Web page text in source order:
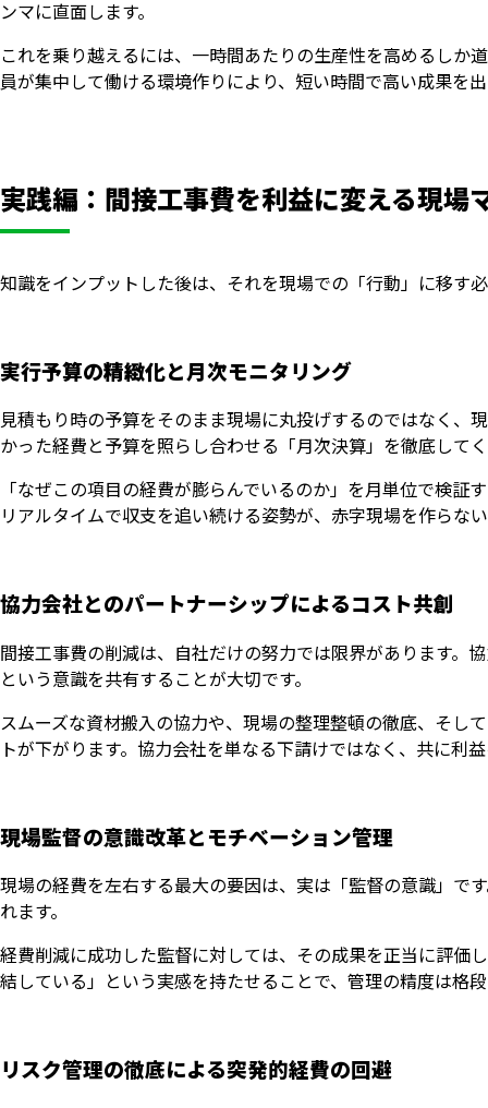
ンマに直面します。
これを乗り越えるには、一時間あたりの生産性を高めるしか
員が集中して働ける環境作りにより、短い時間で高い成果を
実践編：間接工事費を利益に変える現場
知識をインプットした後は、それを現場での「行動」に移す
実行予算の精緻化と月次モニタリング
見積もり時の予算をそのまま現場に丸投げするのではなく、
かった経費と予算を照らし合わせる「月次決算」を徹底して
「なぜこの項目の経費が膨らんでいるのか」を月単位で検
リアルタイムで収支を追い続ける姿勢が、赤字現場を作らな
協力会社とのパートナーシップによるコスト共創
間接工事費の削減は、自社だけの努力では限界があります。
という意識を共有することが大切です。
スムーズな資材搬入の協力や、現場の整理整頓の徹底、そし
トが下がります。協力会社を単なる下請けではなく、共に
現場監督の意識改革とモチベーション管理
現場の経費を左右する最大の要因は、実は「監督の意識」で
れます。
経費削減に成功した監督に対しては、その成果を正当に評価
結している」という実感を持たせることで、管理の精度は格
リスク管理の徹底による突発的経費の回避